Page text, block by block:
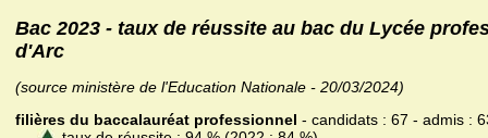
Bac 2023 - taux de réussite au bac du Lycée
d'Arc
(source ministère de l'Education Nationale - 20/03/2024)
filières du baccalauréat professionnel - candidats : 67 - admis :